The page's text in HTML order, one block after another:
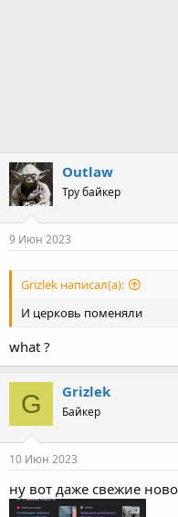
Outlaw
Тру байкер
9 Июн 2023
Grizlek написал(а):
И церковь поменяли
what ?
G Grizlek
Байкер
10 Июн 2023
ну вот даже свежие